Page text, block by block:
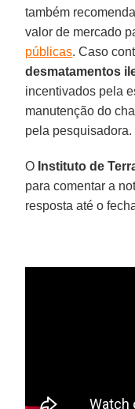
também
valor de mercado
públicas. Caso
desmatamentos
incentivados pela
manutenção do
pela pesquisadora.
O Instituto de
para comentar a
resposta até o